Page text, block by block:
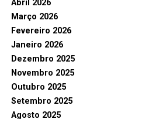
Abril 2026
Março 2026
Fevereiro 2026
Janeiro 2026
Dezembro 2025
Novembro 2025
Outubro 2025
Setembro 2025
Agosto 2025